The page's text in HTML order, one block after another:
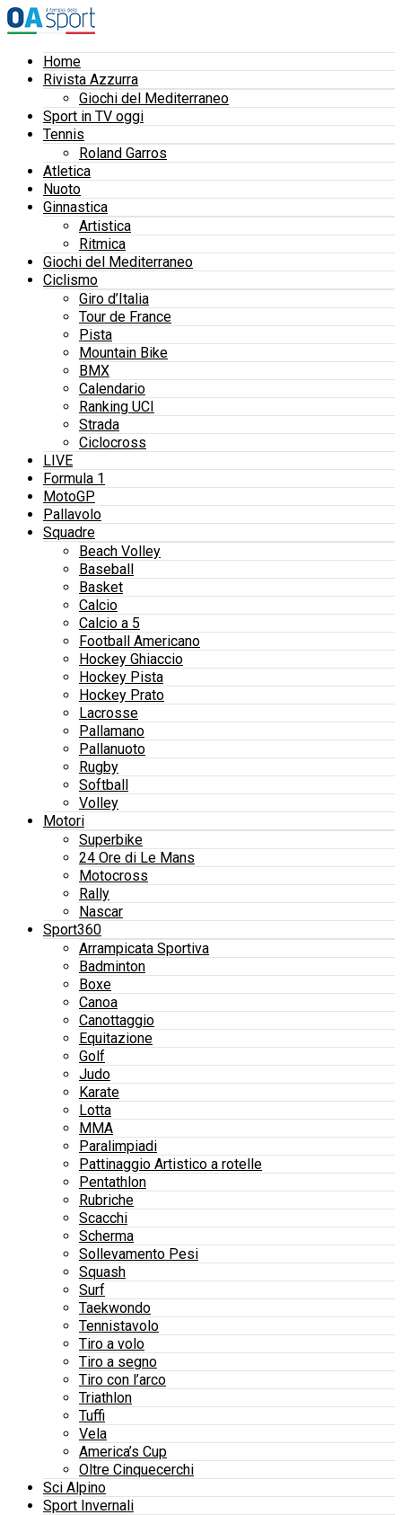
Home
Rivista Azzurra
Giochi del Mediterraneo
Sport in TV oggi
Tennis
Roland Garros
Atletica
Nuoto
Ginnastica
Artistica
Ritmica
Giochi del Mediterraneo
Ciclismo
Giro d’Italia
Tour de France
Pista
Mountain Bike
BMX
Calendario
Ranking UCI
Strada
Ciclocross
LIVE
Formula 1
MotoGP
Pallavolo
Squadre
Beach Volley
Baseball
Basket
Calcio
Calcio a 5
Football Americano
Hockey Ghiaccio
Hockey Pista
Hockey Prato
Lacrosse
Pallamano
Pallanuoto
Rugby
Softball
Volley
Motori
Superbike
24 Ore di Le Mans
Motocross
Rally
Nascar
Sport360
Arrampicata Sportiva
Badminton
Boxe
Canoa
Canottaggio
Equitazione
Golf
Judo
Karate
Lotta
MMA
Paralimpiadi
Pattinaggio Artistico a rotelle
Pentathlon
Rubriche
Scacchi
Scherma
Sollevamento Pesi
Squash
Surf
Taekwondo
Tennistavolo
Tiro a volo
Tiro a segno
Tiro con l’arco
Triathlon
Tuffi
Vela
America’s Cup
Oltre Cinquecerchi
Sci Alpino
Sport Invernali